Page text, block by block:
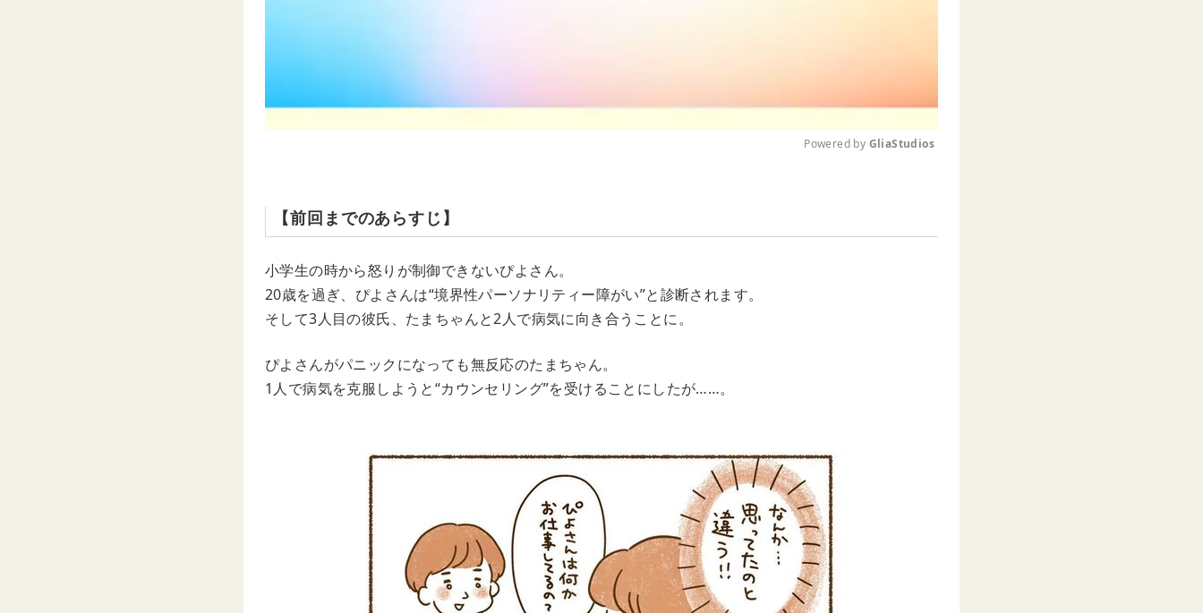
t
Powered by GliaStudios
【前回までのあらすじ】
小学生の時から怒りが制御できないぴよさん。
20歳を過ぎ、ぴよさんは“境界性パーソナリティー障がい”と診断されます。
そして3人目の彼氏、たまちゃんと2人で病気に向き合うことに。
ぴよさんがパニックになっても無反応のたまちゃん。
1人で病気を克服しようと“カウンセリング”を受けることにしたが……。